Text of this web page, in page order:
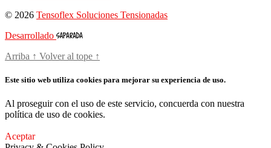
© 2026 Tensoflex Soluciones Tensionadas
Desarrollado
Arriba ↑ Volver al tope ↑
Este sitio web utiliza cookies para mejorar su experiencia de uso.
Al proseguir con el uso de este servicio, concuerda con nuestra
política de uso de cookies.
Aceptar